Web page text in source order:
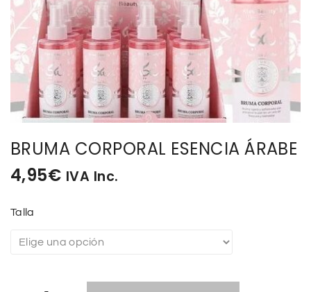
TECNOLOGIA
HOGAR
TARJETAS REGALO
BRUMA CORPORAL ESENCIA ÁRABE
4,95€ IVA Inc.
Talla